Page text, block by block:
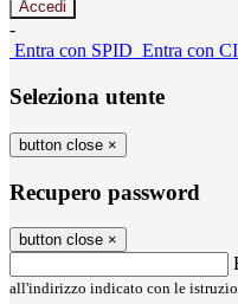
-
Entra con SPID Entra con
Seleziona utente
button close ×
Recupero password
button close ×
all'indirizzo indicato con le